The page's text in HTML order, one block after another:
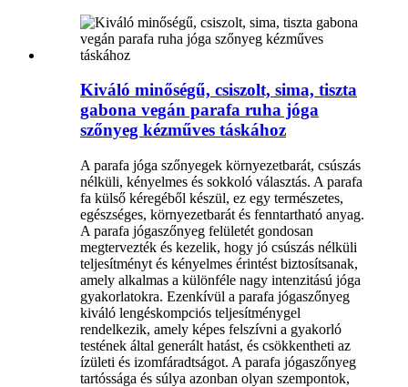
Kiváló minőségű, csiszolt, sima, tiszta
gabona vegán parafa ruha jóga
szőnyeg kézműves táskához
A parafa jóga szőnyegek környezetbarát, csúszás
nélküli, kényelmes és sokkoló választás. A parafa
fa külső kéregéből készül, ez egy természetes,
egészséges, környezetbarát és fenntartható anyag.
A parafa jógaszőnyeg felületét gondosan
megtervezték és kezelik, hogy jó csúszás nélküli
teljesítményt és kényelmes érintést biztosítsanak,
amely alkalmas a különféle nagy intenzitású jóga
gyakorlatokra. Ezenkívül a parafa jógaszőnyeg
kiváló lengéskompciós teljesítménygel
rendelkezik, amely képes felszívni a gyakorló
testének által generált hatást, és csökkentheti az
ízületi és izomfáradtságot. A parafa jógaszőnyeg
tartóssága és súlya azonban olyan szempontok,